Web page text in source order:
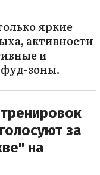
яркие
активности
и
зоны.
за
на